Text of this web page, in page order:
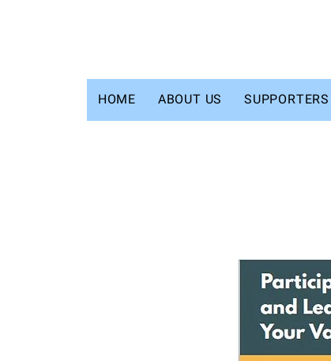
HOME ABOUT US SUPPORTERS